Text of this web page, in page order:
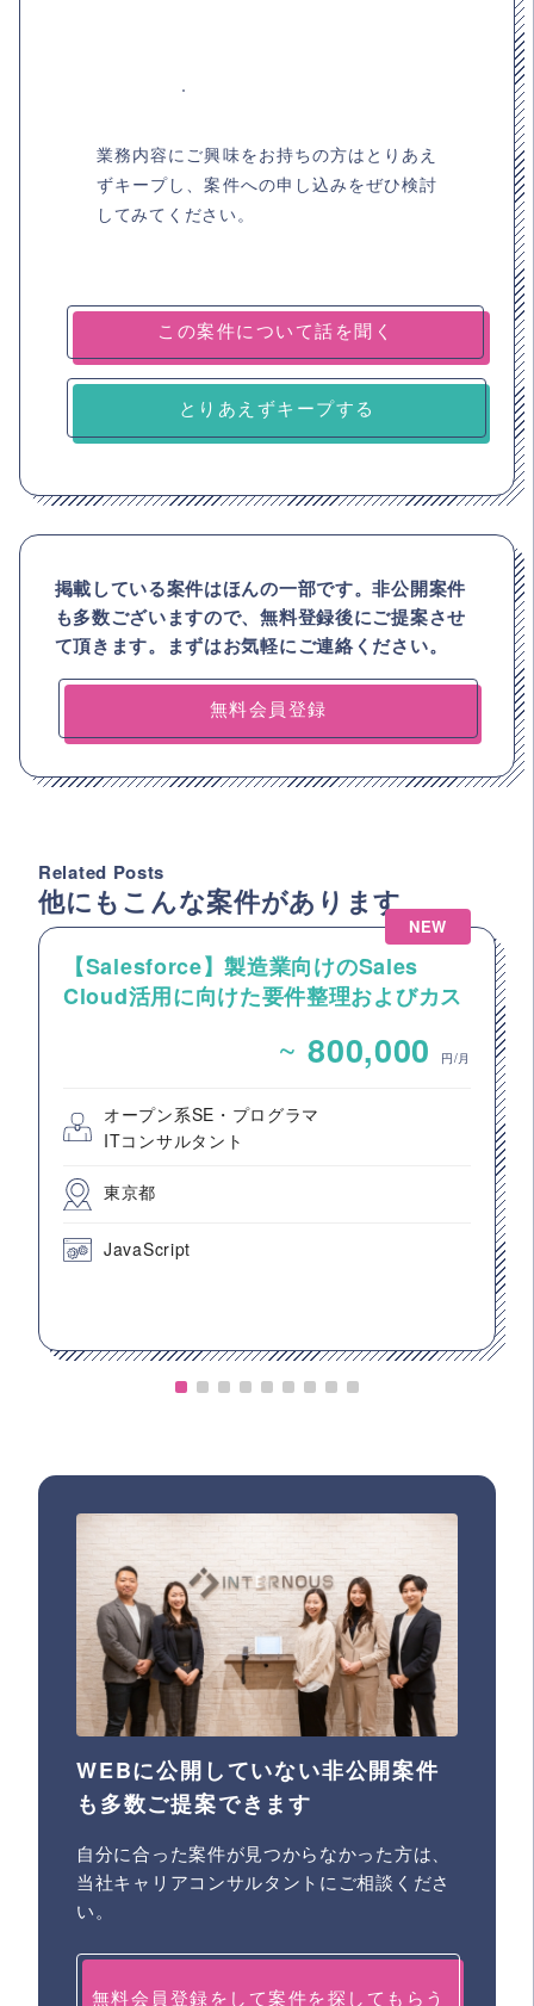
業務内容にご興味をお持ちの方はとりあえ
ずキープし、案件への申し込みをぜひ検討
してみてください。
とりあえずキープする
掲載している案件はほんの一部です。非公開案件
も多数ございますので、無料登録後にご提案させ
て頂きます。まずはお気軽にご連絡ください。
無料会員登録
Related Posts
他にもこんな案件があります
NEW
【Salesforce】製造業向けのSales
Cloud活用に向けた要件整理およびカス
~ 800,000 円/月
オープン系SE・プログラマ
ITコンサルタント
東京都
JavaScript
WEBに公開していない非公開案件
も多数ご提案できます
自分に合った案件が見つからなかった方は、
当社キャリアコンサルタントにご相談くださ
い。
無料会員登録をして案件を探してもらう